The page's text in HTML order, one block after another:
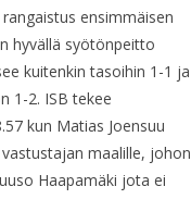
ensimmäisen
hyvällä syötönpeitto
kuitenkin tasoihin 1-1 ja
1-2. ISB tekee
kun Matias Joensuu
maalille, johon
Haapamäki jota ei